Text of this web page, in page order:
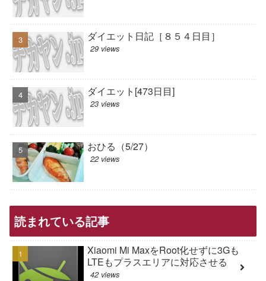
ダイエット日記［８５４日目］
29 views
ダイエット[473日目]
23 views
おひる（5/27）
22 views
読まれている記事
Xiaomi Mi MaxをRoot化せずに3Gも
LTEもプラスエリアに対応させる
42 views